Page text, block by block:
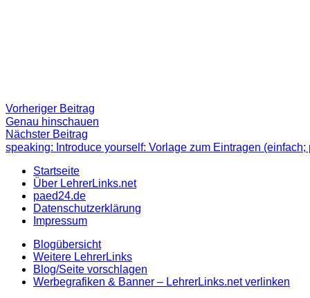
Beitragsnavigation
Vorheriger Beitrag
Beitrag:
Genau hinschauen
Nächster Beitrag
Beitrag
speaking: Introduce yourself: Vorlage zum Eintragen
Startseite
Über LehrerLinks.net
paed24.de
Datenschutzerklärung
Impressum
Blogübersicht
Weitere LehrerLinks
Blog/Seite vorschlagen
Werbegrafiken & Banner – LehrerLinks.net verlinken